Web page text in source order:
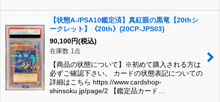
【状態A-/PSA10鑑定済】真紅眼の黒竜【20thシ
ークレット】《20th》{20CP-JPS03}
90,100円(税込)
在庫数 1点
【商品の状態について】※初めて購入される方は
必ずご確認下さい。 カードの状態表記についての
詳細はこちら https://www.cardshop-
shinsoku.jp/page/2 【鑑定品カード…